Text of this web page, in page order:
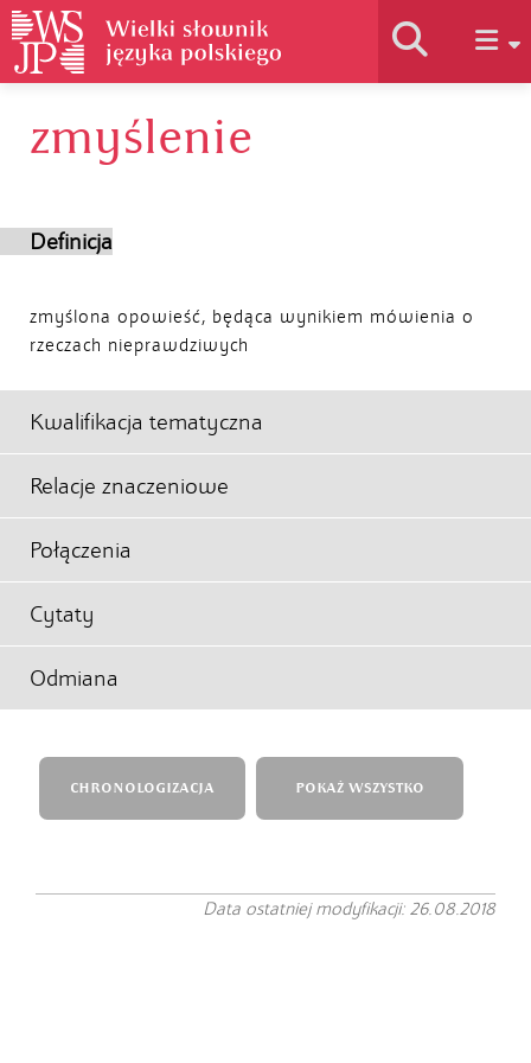
Historia słownika
zmyślenie
Definicja
zmyślona opowieść, będąca wynikiem mówienia o
rzeczach nieprawdziwych
Kwalifikacja tematyczna
Relacje znaczeniowe
Połączenia
Cytaty
Odmiana
CHRONOLOGIZACJA POKAŻ WSZYSTKO
Data ostatniej modyfikacji: 26.08.2018